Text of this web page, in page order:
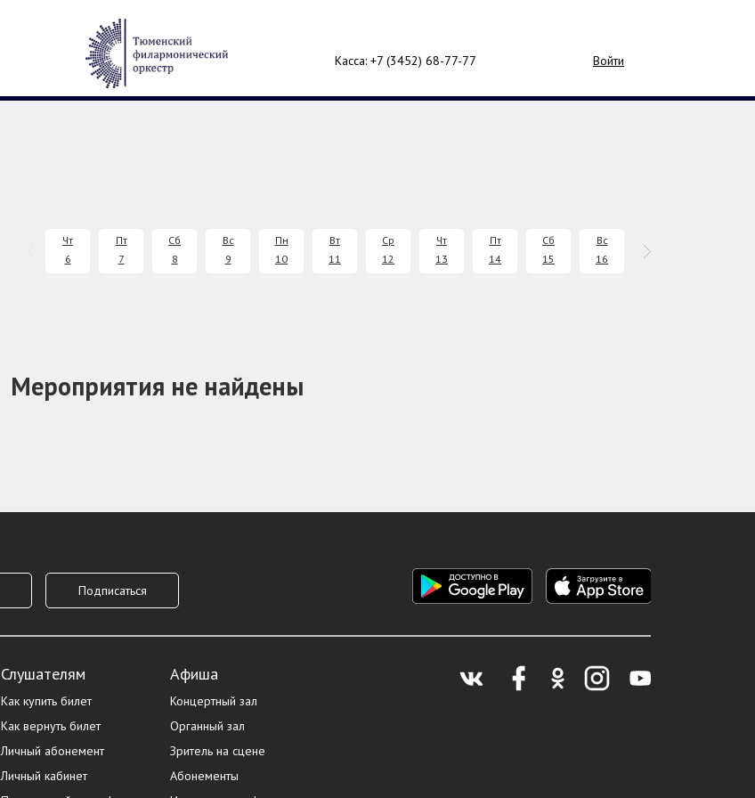
Касса: +7 (3452) 68-77-77 Войти
Чт
6
Пт
7
Сб
8
Вс
9
Пн
10
Вт
11
Ср
12
Чт
13
Пт
14
Сб
15
Вс
16
Мероприятия не найдены
Слушателям
Как купить билет
Как вернуть билет
Личный абонемент
Личный кабинет
Афиша
Концертный зал
Органный зал
Зритель на сцене
Абонементы